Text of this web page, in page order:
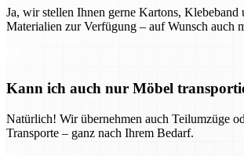
Ja, wir stellen Ihnen gerne Kartons, Klebeband
Materialien zur Verfügung – auf Wunsch auch
Kann ich auch nur Möbel
Natürlich! Wir übernehmen auch Teilumzüge
Transporte – ganz nach Ihrem Bedarf.